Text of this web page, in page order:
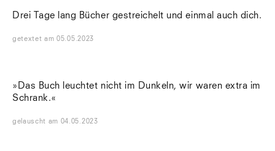
Lefkada
Sonnenbühl
Drei Tage lang Bücher gestreichelt und einmal auch dich.
getextet am05.05.2023
»Das Buch leuchtet nicht im Dunkeln, wir waren extra im
Schrank.«
gelauscht am 04.05.2023